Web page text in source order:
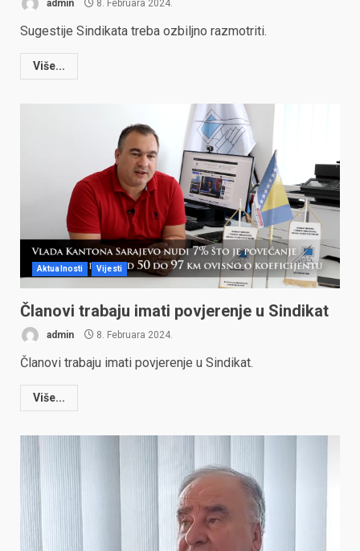
admin 8. Februara 2024.
Sugestije Sindikata treba ozbiljno razmotriti.
Više...
Aktualnosti Vijesti
Članovi trabaju imati povjerenje u Sindikat
admin 8. Februara 2024.
Članovi trabaju imati povjerenje u Sindikat.
Više...